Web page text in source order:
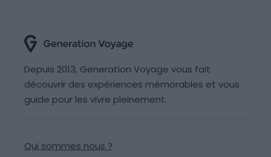
Depuis 2013, Generation Voyage vous fait
découvrir des expériences mémorables et vous
guide pour les vivre pleinement.
Qui sommes nous ?